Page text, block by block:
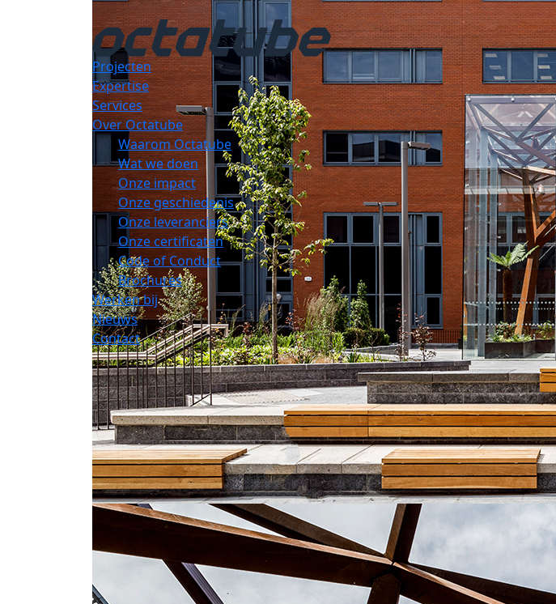
Projecten
Expertise
Services
Over Octatube
Waarom Octatube
Wat we doen
Onze impact
Onze geschiedenis
Onze leveranciers
Onze certificaten
Code of Conduct
Brochures
Werken bij
Nieuws
Contact